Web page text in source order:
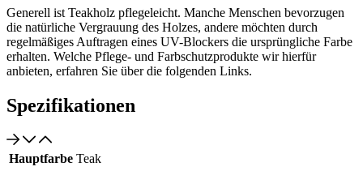
Generell ist Teakholz pflegeleicht. Manche Menschen bevorzugen
die natürliche Vergrauung des Holzes, andere möchten durch
regelmäßiges Auftragen eines UV-Blockers die ursprüngliche Farbe
erhalten. Welche Pflege- und Farbschutzprodukte wir hierfür
anbieten, erfahren Sie über die folgenden Links.
Spezifikationen
Hauptfarbe Teak